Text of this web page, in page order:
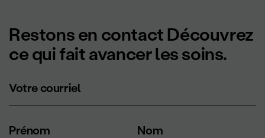
Restons en contact Découvrez
ce qui fait avancer les soins.
Votre courriel
Prénom Nom